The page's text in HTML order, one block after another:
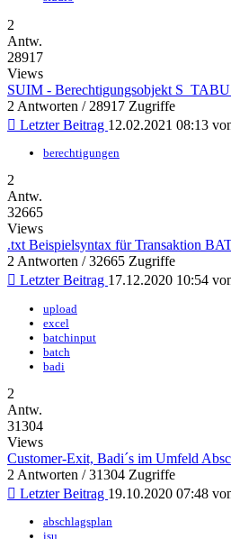
2
Antw.
28917
Views
SUIM - Berechtigungsobjekt
2 Antworten / 28917 Zugriffe
Letzter Beitrag 12.02.2021 08:13
berechtigungen
2
Antw.
32665
Views
.txt Beispielsyntax für Transaktion
2 Antworten / 32665 Zugriffe
Letzter Beitrag 17.12.2020 10:54
upload
excel
batchinput
batch
badi
2
Antw.
31304
Views
Customer-Exit, Badi´s im Umfeld
2 Antworten / 31304 Zugriffe
Letzter Beitrag 19.10.2020 07:48
abschlagsplan
isu